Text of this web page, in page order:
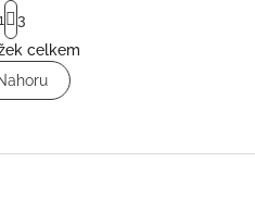
O
v
l
á
S
t
r
á
n
k
á
3
celkem